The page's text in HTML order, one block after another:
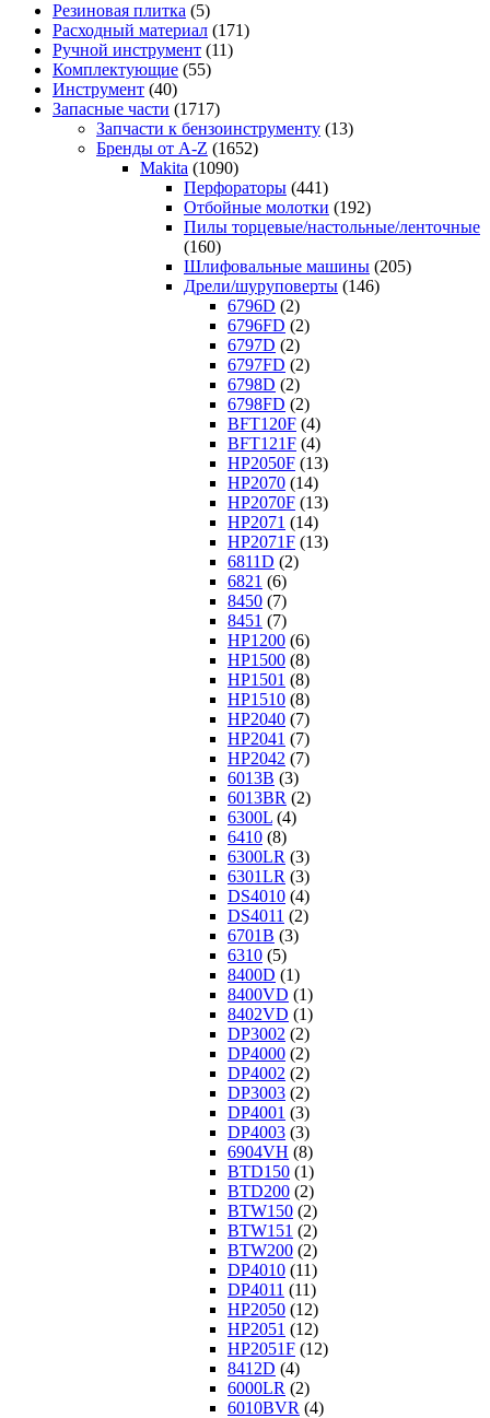
Резиновая плитка (5)
Расходный материал (171)
Ручной инструмент (11)
Комплектующие (55)
Инструмент (40)
Запасные части (1717)
Запчасти к бензоинструменту (13)
Бренды от A-Z (1652)
Makita (1090)
Перфораторы (441)
Отбойные молотки (192)
Пилы торцевые/настольные/ленточные
(160)
Шлифовальные машины (205)
Дрели/шуруповерты (146)
6796D (2)
6796FD (2)
6797D (2)
6797FD (2)
6798D (2)
6798FD (2)
BFT120F (4)
BFT121F (4)
HP2050F (13)
HP2070 (14)
HP2070F (13)
HP2071 (14)
HP2071F (13)
6811D (2)
6821 (6)
8450 (7)
8451 (7)
HP1200 (6)
HP1500 (8)
HP1501 (8)
HP1510 (8)
HP2040 (7)
HP2041 (7)
HP2042 (7)
6013B (3)
6013BR (2)
6300L (4)
6410 (8)
6300LR (3)
6301LR (3)
DS4010 (4)
DS4011 (2)
6701B (3)
6310 (5)
8400D (1)
8400VD (1)
8402VD (1)
DP3002 (2)
DP4000 (2)
DP4002 (2)
DP3003 (2)
DP4001 (3)
DP4003 (3)
6904VH (8)
BTD150 (1)
BTD200 (2)
BTW150 (2)
BTW151 (2)
BTW200 (2)
DP4010 (11)
DP4011 (11)
HP2050 (12)
HP2051 (12)
HP2051F (12)
8412D (4)
6000LR (2)
6010BVR (4)